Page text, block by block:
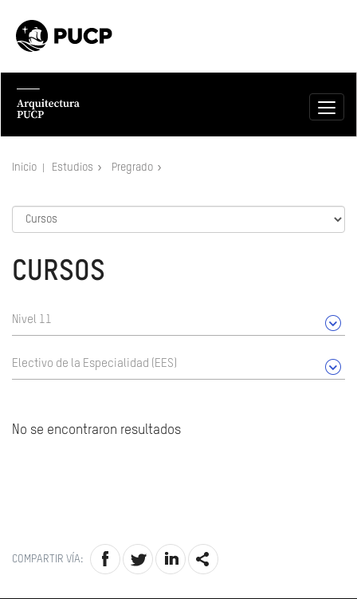
Inicio Estudios Pregrado
CURSOS
Nivel 11
Electivo de la Especialidad (EES)
No se encontraron resultados
COMPARTIR VÍA: